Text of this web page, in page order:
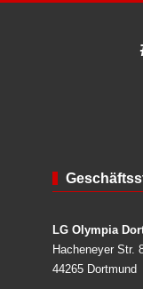
LG Olympia
Hacheneyer Str.
44265 Dortmund